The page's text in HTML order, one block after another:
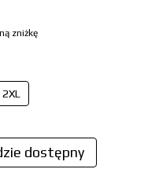
zniżkę
2XL
dostępny